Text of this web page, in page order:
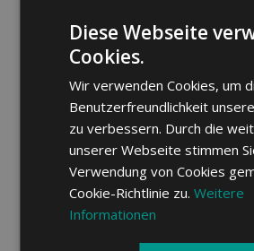
Prävention
90%,
90%,
Diese Webseite
Cookies.
Wir verwenden Cookies, um
Benutzerfreundlichkeit
zu verbessern. Durch die
unserer Webseite stimmen
Verwendung von Cookies
Cookie-Richtlinie zu.Weitere
Informationen